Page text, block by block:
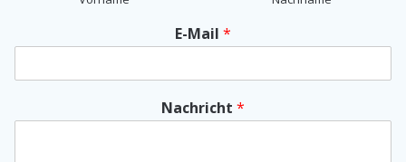
E-Mail *
Nachricht *